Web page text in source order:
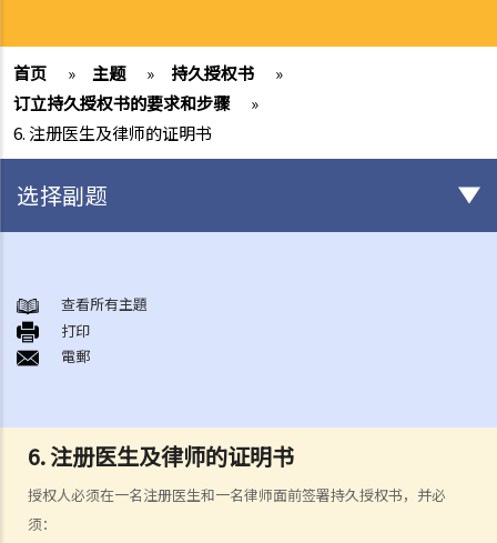
首页 » 主题 » 持久授权书
»
订立持久授权书的要求和步骤
»
6. 注册医生及律师的证明书
6. 注册医生及律师的证明书
授权人必须在一名注册医生和一名律师面前签署持久授权书，并必
须：
选择副题
持久授权书的精要和它可达致的实效
1. 相关法律
1. 我年纪已老，打算让儿子替我照顾我的财政事务。他是一位好人，我
任何合法的事。我也知道它简单、直接、有效，涉及的法律费用也不
多。对我来说，这应该是完美的解决方案吧？
2. 受权人的权限、责任和法律责任
a. 权限
查看所有主題
打印
電郵